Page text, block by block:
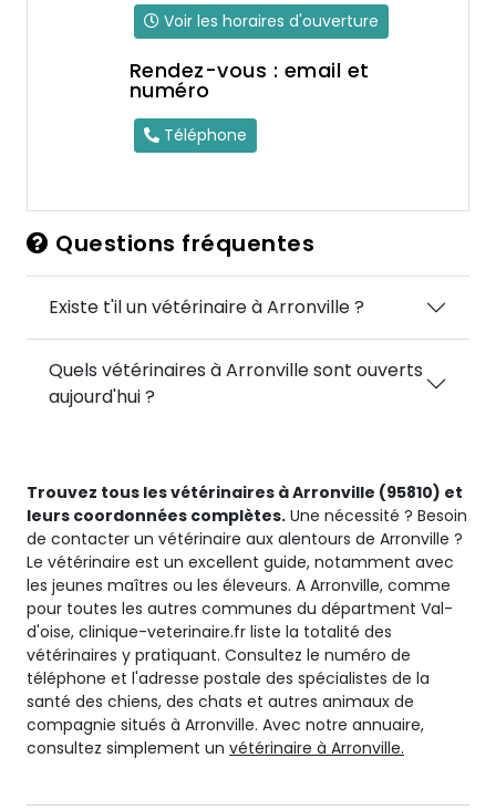
Voir les horaires d'ouverture
Rendez-vous : email et
numéro
Téléphone
Questions fréquentes
Existe t'il un vétérinaire à Arronville ?
Quels vétérinaires à Arronville sont ouverts
aujourd'hui ?
Trouvez tous les vétérinaires à Arronville (95810) et
leurs coordonnées complètes. Une nécessité ? Besoin
de contacter un vétérinaire aux alentours de Arronville ?
Le vétérinaire est un excellent guide, notamment avec
les jeunes maîtres ou les éleveurs. A Arronville, comme
pour toutes les autres communes du départment Val-
d'oise, clinique-veterinaire.fr liste la totalité des
vétérinaires y pratiquant. Consultez le numéro de
téléphone et l'adresse postale des spécialistes de la
santé des chiens, des chats et autres animaux de
compagnie situés à Arronville. Avec notre annuaire,
consultez simplement un vétérinaire à Arronville.